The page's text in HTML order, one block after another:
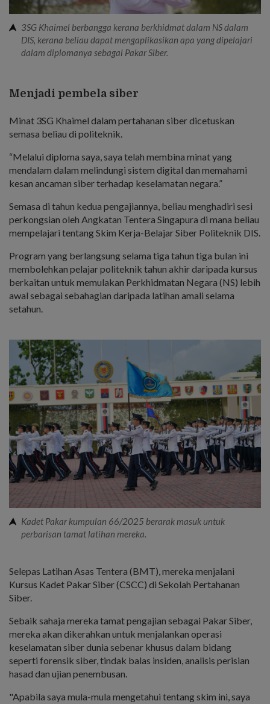
3SG Khaimel berbangga kerana berkhidmat dalam NS dalam
DIS, kerana beliau dapat mengaplikasikan apa yang dipelajari
dalam diplomanya sebagai Pakar Siber.
Menjadi pembela siber
Minat 3SG Khaimel dalam pertahanan siber dicetuskan
semasa beliau di politeknik.
“Melalui diploma saya, saya telah membina minat yang
mendalam dalam melindungi sistem digital dan memahami
kesan ancaman siber terhadap keselamatan negara.”
Semasa di tahun kedua pengajiannya, beliau menghadiri sesi
perkongsian oleh Angkatan Tentera Singapura di mana beliau
mempelajari tentang Skim Kerja-Belajar Siber Politeknik DIS.
Program yang berlangsung selama tiga tahun tiga bulan ini
membolehkan pelajar politeknik tahun akhir daripada kursus
berkaitan untuk memulakan Perkhidmatan Negara (NS) lebih
awal sebagai sebahagian daripada latihan amali selama
setahun.
Kadet Pakar kumpulan 66/2025 berarak masuk untuk
perbarisan tamat latihan mereka.
Selepas Latihan Asas Tentera (BMT), mereka menjalani
Kursus Kadet Pakar Siber (CSCC) di Sekolah Pertahanan
Siber.
Sebaik sahaja mereka tamat pengajian sebagai Pakar Siber,
mereka akan dikerahkan untuk menjalankan operasi
keselamatan siber dunia sebenar khusus dalam bidang
seperti forensik siber, tindak balas insiden, analisis perisian
hasad dan ujian penembusan.
"Apabila saya mula-mula mengetahui tentang skim ini, saya